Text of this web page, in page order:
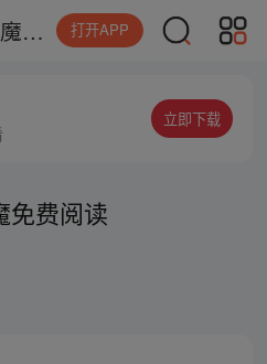
斗罗大陆之一念神魔免费阅读 打开APP
立即下载
免费阅读